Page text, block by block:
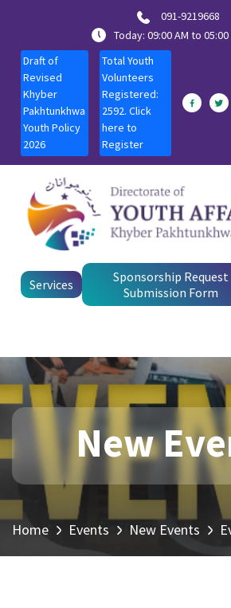
091-9219668
Today: 09:00 AM to 05:00
Draft of
Revised
Khyber
Pakhtunkhwa
Youth Policy
2026
Total Youth
Volunteers
Registered:
2592. Click
here to
Register
Services
Sponsorship Request
Submission Form
New
Home Events New Events